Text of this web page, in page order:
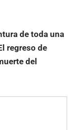
de toda una
regreso de
del